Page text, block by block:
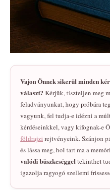
Vajon Önnek sikerül minden
választ? Kérjük, tiszteljen meg
feladványunkat, hogy próbára
vagyunk, fel tudja-e idézni a
kérdéseinkkel, vagy kifognak-e
földrajzi rejtvényeink. Szánjon
és lássa meg, hol tart ma a
valódi büszkeséggel tekinthet
igazolja ragyogó szellemi